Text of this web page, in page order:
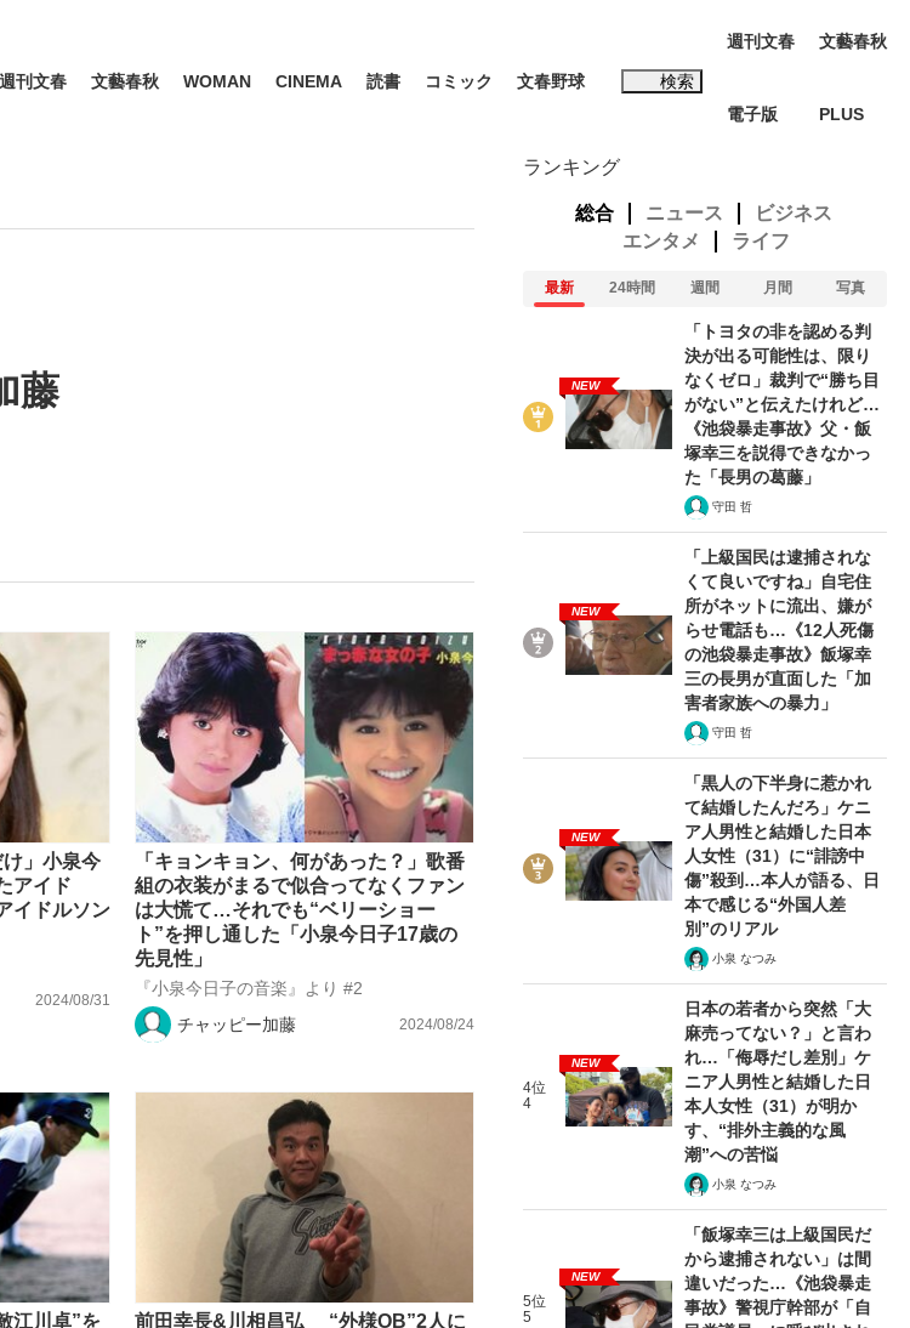
「90%は失敗する。でも…」本田圭佑が初めて明かした日本代表監督に...
... 「敗因分析は一切聞かれなかった」侍ジャパン選手が証言した“NPB聞...
もっと見る
観る将棋、読む将棋
もっと見る
週刊文春 文藝春秋 WOMAN CINEMA 読書 コミック 文春野球 検索
週刊文春
電子版
文藝春秋
PLUS
藤
け」小泉今
アイド
イドルソン
2024/08/31
「キョンキョン、何があった？」歌番
組の衣装がまるで似合ってなくファン
は大慌て…それでも“ベリーショー
ト”を押し通した「小泉今日子17歳の
先見性」
『小泉今日子の音楽』より #2
チャッピー加藤
2024/08/24
江川卓”を
前田幸長&川相昌弘 “外様OB”2人に
ランキング
総合 ニュース
ビジネス
エンタメ
ライフ
最新 24時間 週間 月間 写真
NEW
「トヨタの非を認める判
決が出る可能性は、限り
なくゼロ」裁判で“勝ち目
がない”と伝えたけれど…
《池袋暴走事故》父・飯
塚幸三を説得できなかっ
た「長男の葛藤」
守田 哲
NEW
「上級国民は逮捕されな
くて良いですね」自宅住
所がネットに流出、嫌が
らせ電話も…《12人死傷
の池袋暴走事故》飯塚幸
三の長男が直面した「加
害者家族への暴力」
守田 哲
NEW
「黒人の下半身に惹かれ
て結婚したんだろ」ケニ
ア人男性と結婚した日本
人女性（31）に“誹謗中
傷”殺到…本人が語る、日
本で感じる“外国人差
別”のリアル
小泉 なつみ
4位
4
NEW
日本の若者から突然「大
麻売ってない？」と言わ
れ…「侮辱だし差別」ケ
ニア人男性と結婚した日
本人女性（31）が明か
す、“排外主義的な風
潮”への苦悩
小泉 なつみ
5位
5
NEW
「飯塚幸三は上級国民だ
から逮捕されない」は間
違いだった…《池袋暴走
事故》警視庁幹部が「自